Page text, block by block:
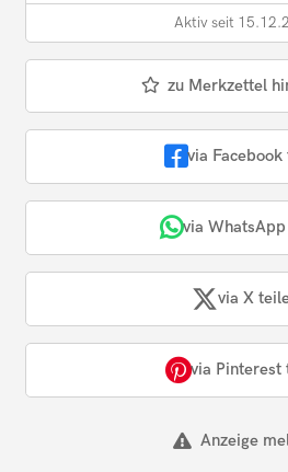
Aktiv seit
zu Merkzettel
via Facebook
via
via X
via Pinterest
Anzeige